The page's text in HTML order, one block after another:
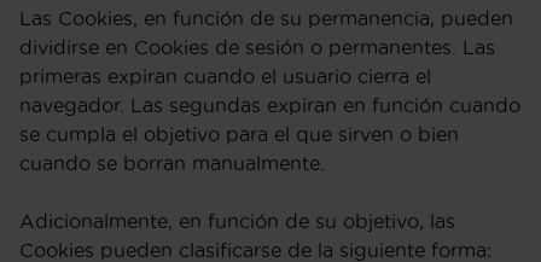
Las Cookies, en función de su permanencia, pueden
dividirse en Cookies de sesión o permanentes. Las
primeras expiran cuando el usuario cierra el
navegador. Las segundas expiran en función cuando
se cumpla el objetivo para el que sirven o bien
cuando se borran manualmente.
Adicionalmente, en función de su objetivo, las
Cookies pueden clasificarse de la siguiente forma: